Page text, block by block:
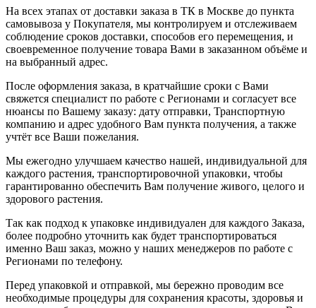
На всех этапах от доставки заказа в ТК в Москве до пункта
самовывоза у Покупателя, мы контролируем и отслеживаем
соблюдение сроков доставки, способов его перемещения, и
своевременное получение товара Вами в заказанном объёме и
на выбранный адрес.
После оформления заказа, в кратчайшие сроки с Вами
свяжется специалист по работе с Регионами и согласует все
нюансы по Вашему заказу: дату отправки, Транспортную
компанию и адрес удобного Вам пункта получения, а также
учтёт все Ваши пожелания.
Мы ежегодно улучшаем качество нашей, индивидуальной для
каждого растения, транспортировочной упаковки, чтобы
гарантированно обеспечить Вам получение живого, целого и
здорового растения.
Так как подход к упаковке индивидуален для каждого Заказа,
более подробно уточнить как будет транспортироваться
именно Ваш заказ, можно у наших менеджеров по работе с
Регионами по телефону.
Перед упаковкой и отправкой, мы бережно проводим все
необходимые процедуры для сохранения красоты, здоровья и